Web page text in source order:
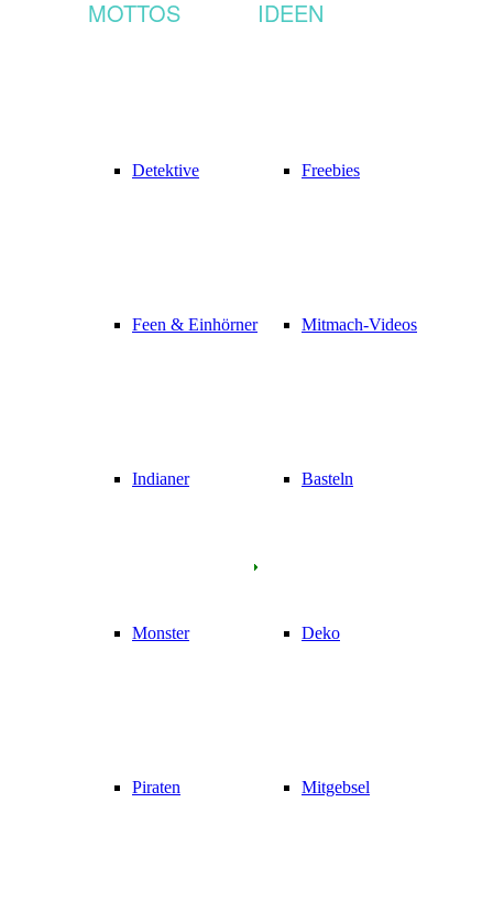
MOTTOS
Detektive
Feen & Einhörner
Indianer
Monster
Piraten
IDEEN
Freebies
Mitmach-Videos
Basteln
Deko
Mitgebsel